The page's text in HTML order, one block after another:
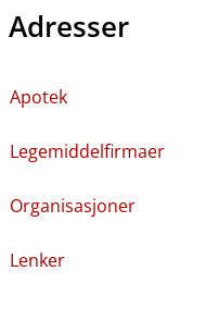
Adresser
Apotek
Legemiddelfirmaer
Organisasjoner
Lenker